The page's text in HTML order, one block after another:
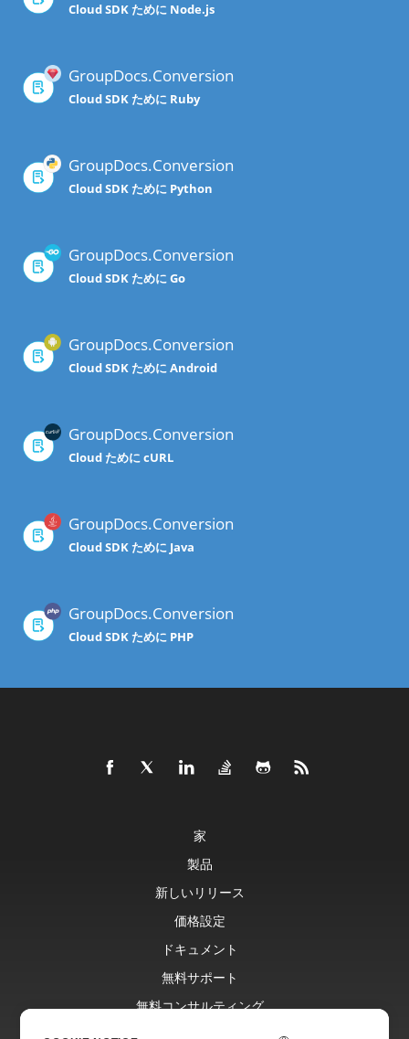
Cloud SDK ために Node.js
GroupDocs.Conversion
Cloud SDK ために Ruby
GroupDocs.Conversion
Cloud SDK ために Python
GroupDocs.Conversion
Cloud SDK ために Go
GroupDocs.Conversion
Cloud SDK ために Android
GroupDocs.Conversion
Cloud ために cURL
GroupDocs.Conversion
Cloud SDK ために Java
GroupDocs.Conversion
Cloud SDK ために PHP
家
製品
新しいリリース
価格設定
ドキュメント
無料サポート
無料コンサルティング